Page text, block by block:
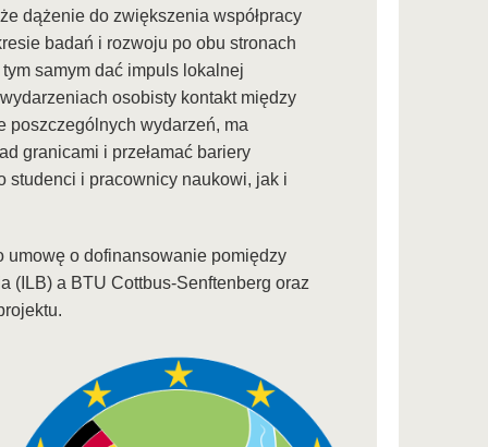
dążenie do zwiększenia współpracy
badań i rozwoju po obu stronach
samym dać impuls lokalnej
osobisty kontakt między
poszczególnych wydarzeń, ma
granicami i przełamać bariery
studenci i pracownicy naukowi, jak i
o dofinansowanie pomiędzy
(ILB) a BTU Cottbus-Senftenberg oraz